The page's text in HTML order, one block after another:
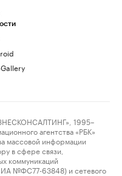
1995–
агентства «РБК»
массовой информации
в сфере связи,
коммуникаций
ИА №ФС77-63848) и сетевого